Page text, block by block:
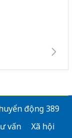
động 389
vấn
Xã hội